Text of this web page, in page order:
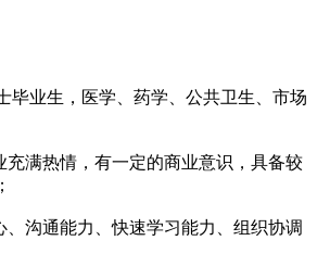
毕业生，医学、药学、公共卫生、市场
充满热情，有一定的商业意识，具备较
、沟通能力、快速学习能力、组织协调